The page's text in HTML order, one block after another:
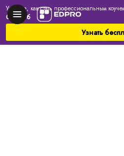
Узнайте, как стать профессиональным
000 руб
Узнать